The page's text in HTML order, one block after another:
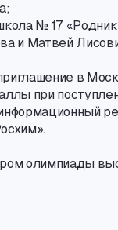
№ 17
и Матвей
в
при
олимпиады